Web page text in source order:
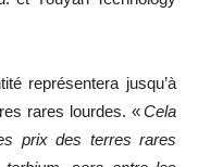
représentera jusqu’à
rares lourdes. «Cela
prix des terres rares